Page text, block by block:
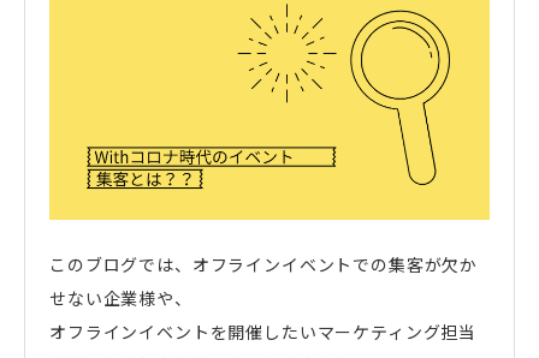
このブログでは、オフラインイベントでの集客が欠か
せない企業様や、
オフラインイベントを開催したいマーケティング担当